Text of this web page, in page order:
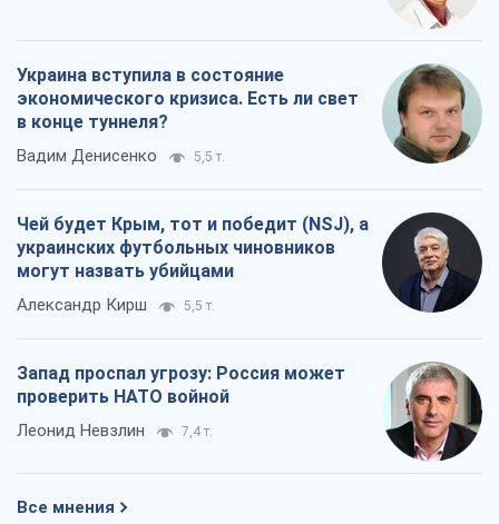
Украина вступила в состояние
экономического кризиса. Есть ли свет
в конце туннеля?
Вадим Денисенко 5,5 т.
Чей будет Крым, тот и победит (NSJ), а
украинских футбольных чиновников
могут назвать убийцами
Александр Кирш 5,5 т.
Запад проспал угрозу: Россия может
проверить НАТО войной
Леонид Невзлин 7,4 т.
Все мнения